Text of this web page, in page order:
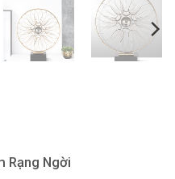
Rạng Ngời